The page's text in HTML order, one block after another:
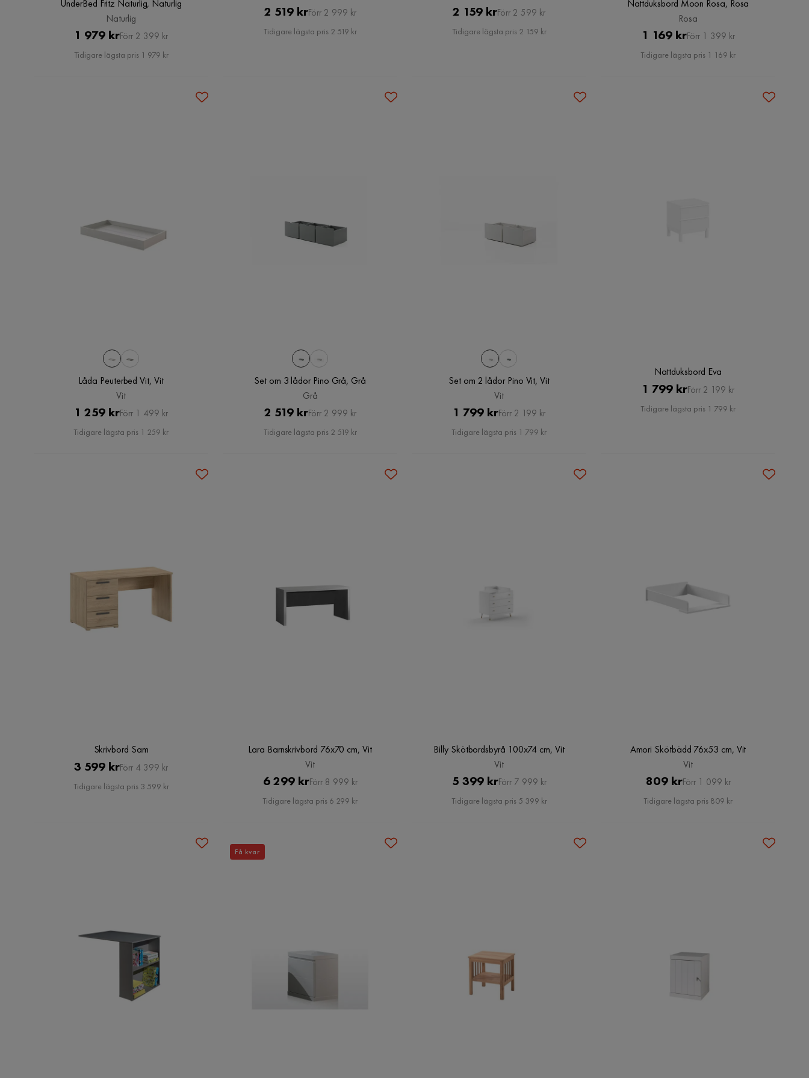
UnderBed Fritz Naturlig, Naturlig
Naturlig
Pris
1 979 krOriginal
Pris
Förr 2 399 kr
Tidigare lägsta pris 1 979 kr
Pris
2 519 krOriginal
Pris
Förr 2 999 kr
Tidigare lägsta pris 2 519 kr
Pris
2 159 krOriginal
Pris
Förr 2 599 kr
Tidigare lägsta pris 2 159 kr
Nattduksbord Moon Rosa, Rosa
Rosa
Pris
1 169 krOriginal
Pris
Förr 1 399 kr
Tidigare lägsta pris 1 169 kr
Låda Peuterbed Vit, Vit
Vit
Pris
1 259 krOriginal
Pris
Förr 1 499 kr
Tidigare lägsta pris 1 259 kr
Set om 3 lådor Pino Grå, Grå
Grå
Pris
2 519 krOriginal
Pris
Förr 2 999 kr
Tidigare lägsta pris 2 519 kr
Set om 2 lådor Pino Vit, Vit
Vit
Pris
1 799 krOriginal
Pris
Förr 2 199 kr
Tidigare lägsta pris 1 799 kr
Nattduksbord Eva
Pris
1 799 krOriginal
Pris
Förr 2 199 kr
Tidigare lägsta pris 1 799 kr
Skrivbord Sam
Pris
3 599 krOriginal
Pris
Förr 4 399 kr
Tidigare lägsta pris 3 599 kr
Lara Barnskrivbord 76x70 cm, Vit
Vit
Pris
6 299 krOriginal
Pris
Förr 8 999 kr
Tidigare lägsta pris 6 299 kr
Billy Skötbordsbyrå 100x74 cm, Vit
Vit
Pris
5 399 krOriginal
Pris
Förr 7 999 kr
Tidigare lägsta pris 5 399 kr
Amori Skötbädd 76x53 cm, Vit
Vit
Pris
809 kr Original
Pris
Förr 1 099 kr
Tidigare lägsta pris 809 kr
Få kvar